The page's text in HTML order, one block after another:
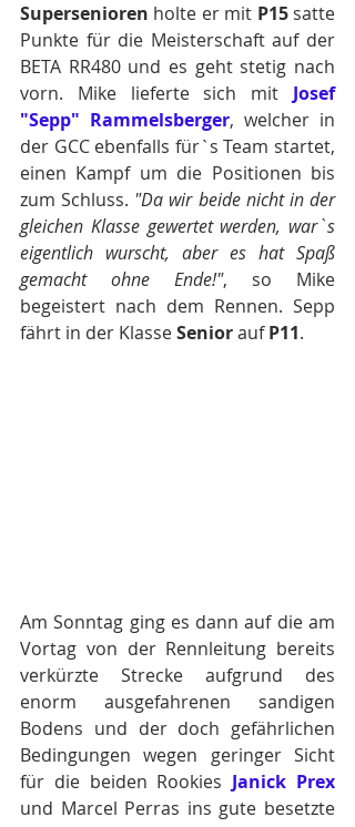
Supersenioren holte er mit P15 satte
Punkte für die Meisterschaft auf der
BETA RR480 und es geht stetig nach
vorn. Mike lieferte sich mit Josef
"Sepp" Rammelsberger, welcher in
der GCC ebenfalls für`s Team startet,
einen Kampf um die Positionen bis
zum Schluss. "Da wir beide nicht in der
gleichen Klasse gewertet werden, war`s
eigentlich wurscht, aber es hat Spaß
gemacht ohne Ende!", so Mike
begeistert nach dem Rennen. Sepp
fährt in der Klasse Senior auf P11.
Am Sonntag ging es dann auf die am
Vortag von der Rennleitung bereits
verkürzte Strecke aufgrund des
enorm ausgefahrenen sandigen
Bodens und der doch gefährlichen
Bedingungen wegen geringer Sicht
für die beiden Rookies Janick Prex
und Marcel Perras ins gute besetzte